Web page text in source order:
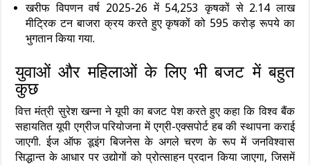
खरीफ विपणन वर्ष 2025-26 में 54,253 कृषकों से 2.14 लाख
मीट्रिक टन बाजरा क्रय करते हुए कृषकों को 595 करोड़ रूपये का
भुगतान किया गया.
युवाओं और महिलाओं के लिए भी बजट में बहुत
कुछ
वित्त मंत्री सुरेश खन्‍ना ने यूपी का बजट पेश करते हुए कहा कि विश्व बैंक
सहायतित यूपी एग्रीज परियोजना में एग्री-एक्सपोर्ट हब की स्थापना कराई
जाएगी. ईज ऑफ डूइंग बिजनेस के अगले चरण के रूप में जनविश्वास
सिद्धान्त के आधार पर उद्योगों को प्रोत्साहन प्रदान किया जाएगा, जिसमें